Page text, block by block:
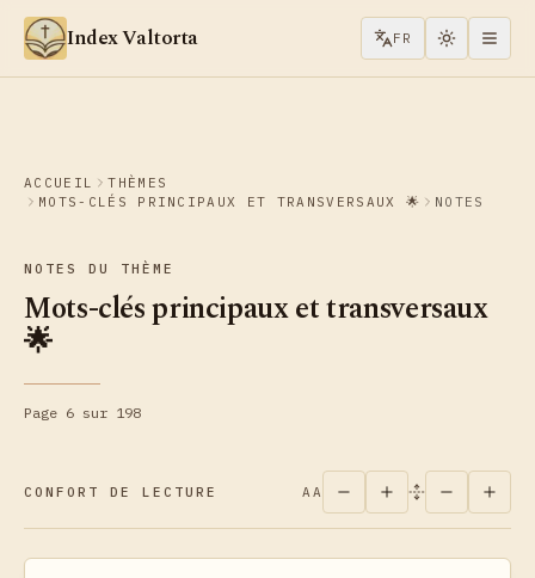
Aller au contenu
Index Valtorta FR
ACCUEIL
THÈMES
MOTS-CLÉS PRINCIPAUX ET TRANSVERSAUX 🌟
NOTES
NOTES DU THÈME
Mots-clés principaux et transversaux
🌟
Page 6 sur 198
CONFORT DE LECTURE AA